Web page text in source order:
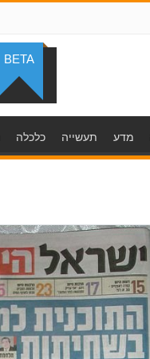
BETA
מדע תעשייה כלכלה